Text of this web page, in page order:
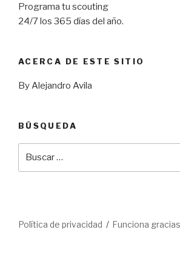
Programa tu scouting
24/7 los 365 días del año.
ACERCA DE ESTE SITIO
By Alejandro Avila
BÚSQUEDA
Política de privacidad Funciona